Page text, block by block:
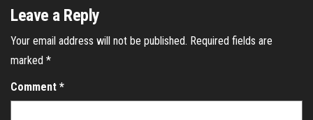
Leave a Reply
Your email address will not be published. Required fields are
marked *
Comment *